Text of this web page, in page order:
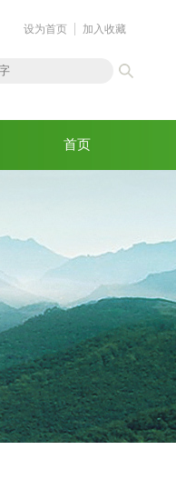
设为首页 加入收藏
首页